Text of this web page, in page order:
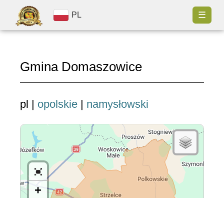
PL ☰
Gmina Domaszowice
pl | opolskie | namysłowski
+